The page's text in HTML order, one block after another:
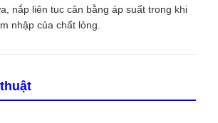
nắp liên tục cân bằng áp suất trong khi
nhập của chất lỏng.